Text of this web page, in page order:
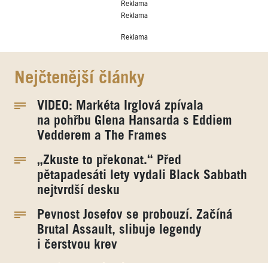
Reklama
Reklama
Reklama
Nejčtenější články
VIDEO: Markéta Irglová zpívala
na pohřbu Glena Hansarda s Eddiem
Vedderem a The Frames
„Zkuste to překonat.“ Před
pětapadesáti lety vydali Black Sabbath
nejtvrdší desku
Pevnost Josefov se probouzí. Začíná
Brutal Assault, slibuje legendy
i čerstvou krev